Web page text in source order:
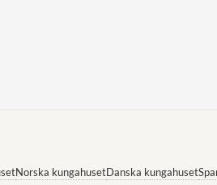
Norska kungahusetDanska kungahuset